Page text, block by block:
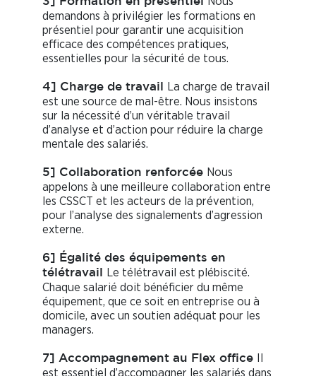
demandons à privilégier les formations en
présentiel pour garantir une acquisition
efficace des compétences pratiques,
essentielles pour la sécurité de tous.
4] Charge de travail
La charge de travail
est une source de mal-être. Nous insistons
sur la nécessité d’un véritable travail
d’analyse et d’action pour réduire la charge
mentale des salariés.
5] Collaboration renforcée Nous
appelons à une meilleure collaboration entre
les CSSCT et les acteurs de la prévention,
pour l’analyse des signalements d’agression
externe.
6] Égalité des équipements en
télétravail
Le télétravail est plébiscité.
Chaque salarié doit bénéficier du même
équipement, que ce soit en entreprise ou à
domicile, avec un soutien adéquat pour les
managers.
7] Accompagnement au Flex office
est essentiel d’accompagner les salariés dans